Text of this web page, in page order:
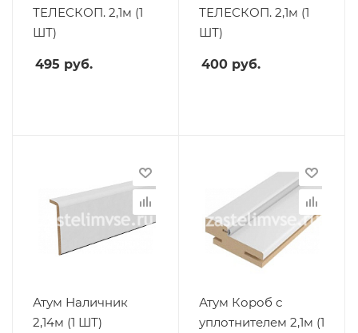
ТЕЛЕСКОП. 2,1м (1
ШТ)
495 руб.
ТЕЛЕСКОП. 2,1м (1
ШТ)
400 руб.
Атум Наличник
2,14м (1 ШТ)
Атум Короб с
уплотнителем 2,1м (1